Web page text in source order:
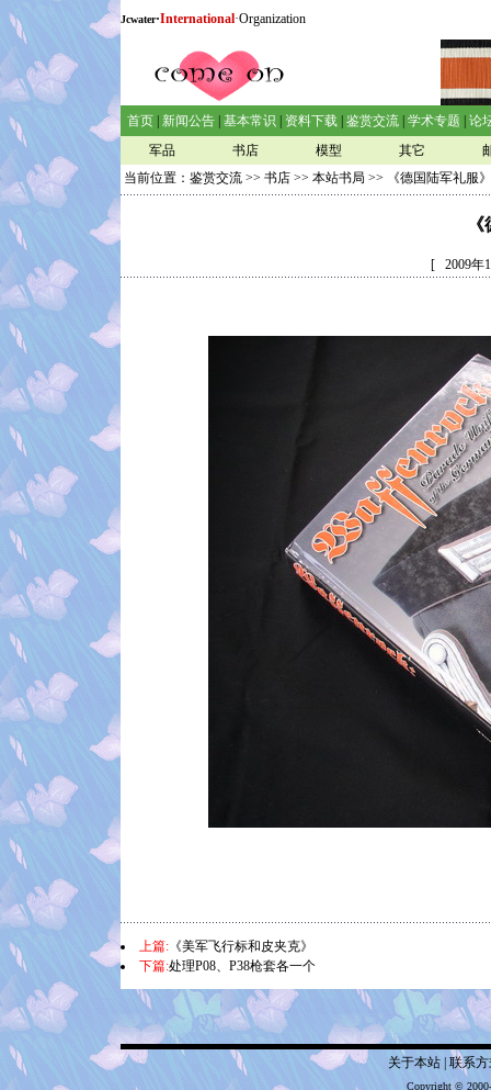
Jcwater·International·Organization
首页 新闻公告 基本常识 资料下载 鉴赏交流 学术专题
论
军品
书店 模型 其它
当前位置： 鉴赏交流 >> 书店 >> 本站书局 >> 《德国陆军礼服》
[ 2009年
上篇: 《美军飞行标和皮夹克》
下篇:处理P08、P38枪套各一个
关于本站 联系
Copyright ©